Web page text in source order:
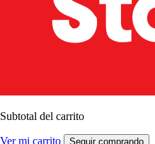
Subtotal del carrito
Ver mi carrito Seguir comprando